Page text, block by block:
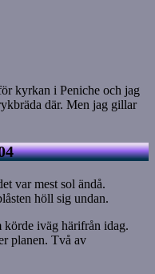
kyrkan i Peniche och jag
där. Men jag gillar
var mest sol ändå.
höll sig undan.
körde iväg härifrån idag.
planen. Två av